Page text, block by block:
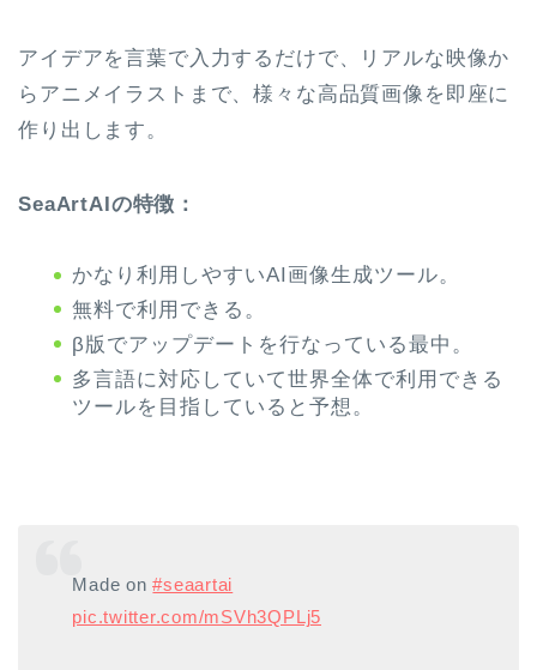
アイデアを言葉で入力するだけで、リアルな映像か
らアニメイラストまで、様々な高品質画像を即座に
作り出します。
SeaArtAIの特徴：
かなり利用しやすいAI画像生成ツール。
無料で利用できる。
β版でアップデートを行なっている最中。
多言語に対応していて世界全体で利用できる
ツールを目指していると予想。
Made on#seaartai
pic.twitter.com/mSVh3QPLj5